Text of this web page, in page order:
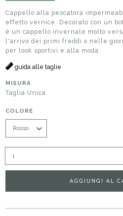
Cappello alla pescatora
effetto vernice. Decorato con un
è un cappello invernale molto
l'arrivo dei primi freddi o nelle
per look sportivi e alla moda.
guida alle taglie
MISURA
Taglia Unica
COLORE
AGGIUNGI AL